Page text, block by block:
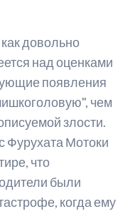
довольно
над оценками
появления
чем
злости.
Фурухата Мотоки
что
были
когда ему